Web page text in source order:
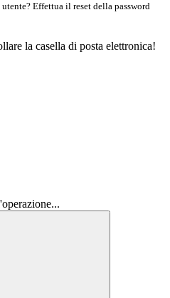
Effettua il reset della password
la casella di posta elettronica!